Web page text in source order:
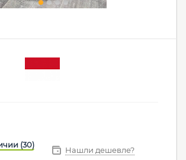
Нашли дешевле?